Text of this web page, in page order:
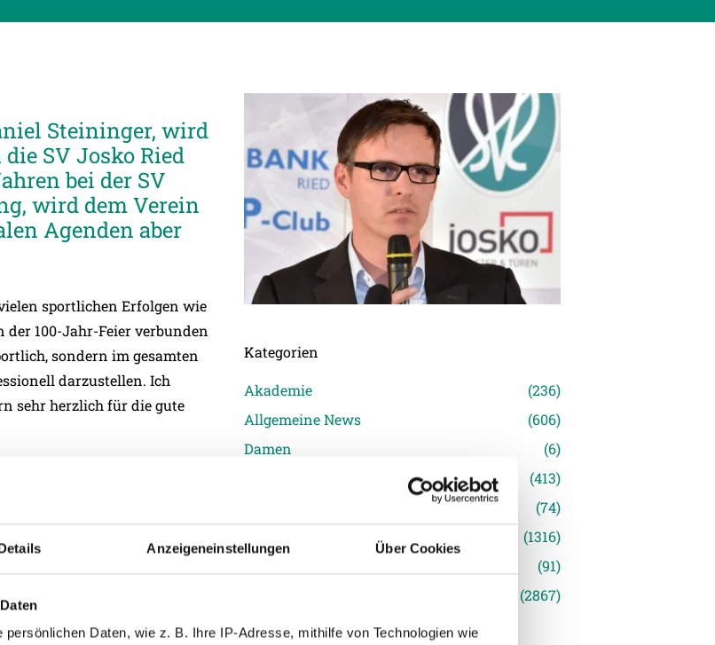
Anzeigeneinstellungen Über Cookies
persönlichen Daten, wie z. B. Ihre IP-Adresse, mithilfe von Technologien wie
Steininger, wird
SV Josko Ried
bei der SV
wird dem Verein
Agenden aber
sportlichen Erfolgen wie
100-Jahr-Feier verbunden
sondern im gesamten
darzustellen. Ich
sehr herzlich für die gute
viel dazu beigetragen,
verbessert haben. Er
für ihn sicher
wir weiterhin mit ihm in
Kategorien
Akademie
(236)
Allgemeine News
(606)
Damen
(6)
(413)
(74)
(1316)
(91)
(2867)